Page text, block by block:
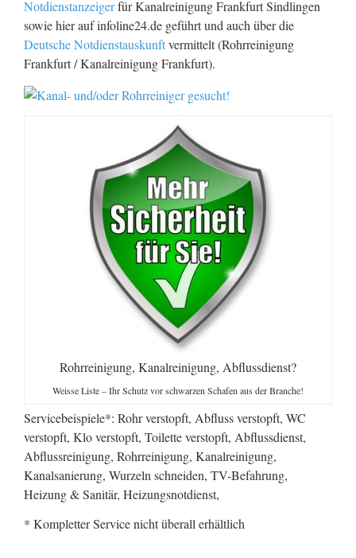
Notdienstanzeigerfür Kanalreinigung Frankfurt Sindlingen
sowie hier auf infoline24.de geführt und auch über die
Deutsche Notdienstauskunftvermittelt (Rohrreinigung
Frankfurt / Kanalreinigung Frankfurt).
Rohrreinigung, Kanalreinigung, Abflussdienst?
Weisse Liste – Ihr Schutz vor schwarzen Schafen aus der Branche!
Servicebeispiele*: Rohr verstopft, Abfluss verstopft, WC
verstopft, Klo verstopft, Toilette verstopft, Abflussdienst,
Abflussreinigung, Rohrreinigung, Kanalreinigung,
Kanalsanierung, Wurzeln schneiden, TV-Befahrung,
Heizung & Sanitär, Heizungsnotdienst,
* Kompletter Service nicht überall erhältlich